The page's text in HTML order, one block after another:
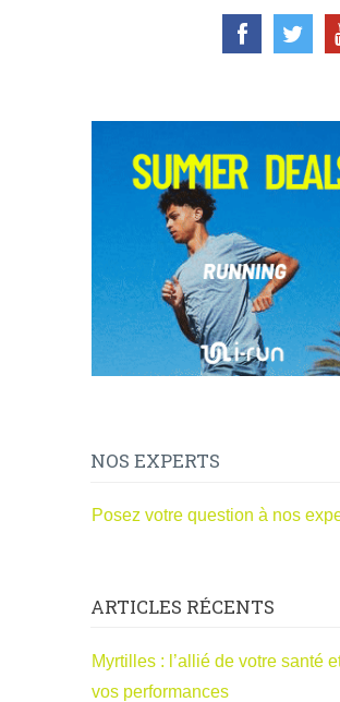
NOS EXPERTS
Posez votre question à nos
ARTICLES RÉCENTS
Myrtilles : l’allié de votre santé
vos performances